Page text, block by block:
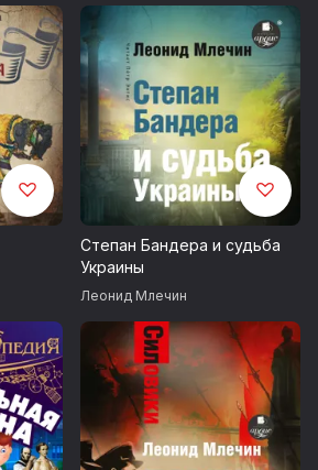
Степан Бандера и судьба
Украины
Леонид Млечин